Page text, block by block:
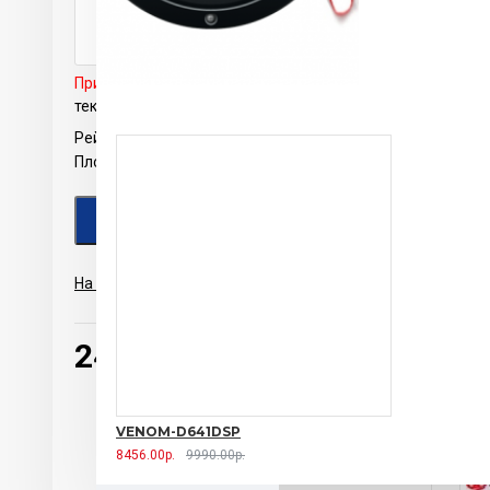
VENOM-D641DSP
8456.00р. 9990.00р.
Примечание:
текст.
Рейтинг
Плохо
На основе 0 отзывов.
2490.00р.